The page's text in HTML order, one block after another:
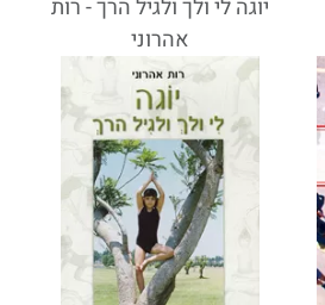
יוגה לי ולך ולגיל הרך - רות
אהרוני